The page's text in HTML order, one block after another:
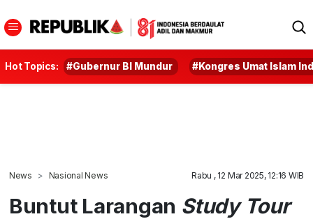
Hot Topics: #Gubernur BI Mundur #Kongres Umat Islam
News Nasional News Rabu , 12 Mar 2025, 12:16 WIB
Buntut Larangan Study Tour